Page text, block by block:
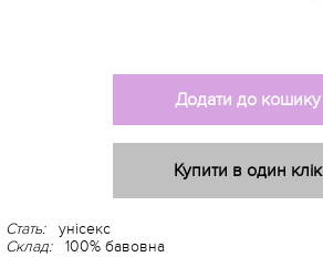
Додати до кошику
Купити в один клік
Стать: унісекс
Склад: 100% бавовна